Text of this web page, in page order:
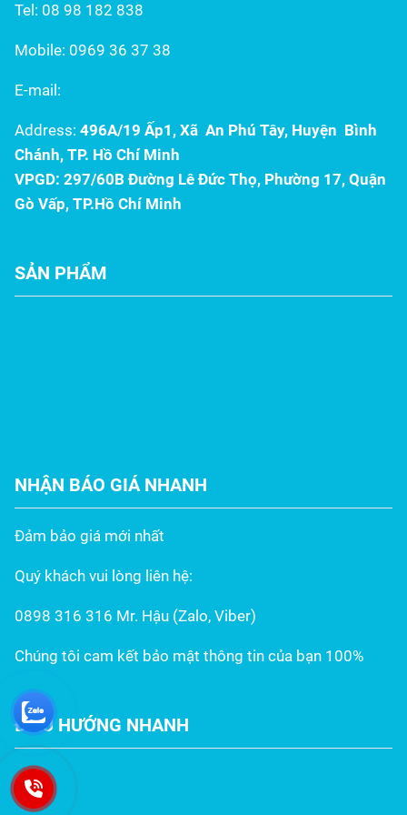
bật như một lựa chọn tối
Tel: 08 98 182 838
Mobile: 0969 36 37 38
E-mail:
Address: 496A/19 Ấp1, Xã An Phú Tây, Huyện Bình
Chánh, TP. Hồ Chí Minh
VPGD: 297/60B Đường Lê Đức Thọ, Phường 17, Quận
Gò Vấp, TP.Hồ Chí Minh
SẢN PHẨM
NHẬN BÁO GIÁ NHANH
Đảm bảo giá mới nhất
Quý khách vui lòng liên hệ:
0898 316 316 Mr. Hậu (Zalo, Viber)
Chúng tôi cam kết bảo mật thông tin của bạn 100%
ĐIỀU HƯỚNG NHANH
Trang chủ
Giới thiệu